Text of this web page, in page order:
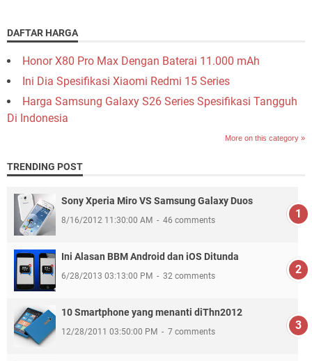
DAFTAR HARGA
Honor X80 Pro Max Dengan Baterai 11.000 mAh
Ini Dia Spesifikasi Xiaomi Redmi 15 Series
Harga Samsung Galaxy S26 Series Spesifikasi Tangguh
Di Indonesia
More on this category »
TRENDING POST
Sony Xperia Miro VS Samsung Galaxy Duos
8/16/2012 11:30:00 AM 46 comments
Ini Alasan BBM Android dan iOS Ditunda
6/28/2013 03:13:00 PM 32 comments
10 Smartphone yang menanti diThn2012
12/28/2011 03:50:00 PM 7 comments